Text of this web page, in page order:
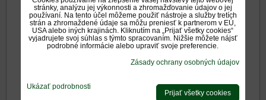
Zadajte prosím hodnotenie, výhody alebo zápory - aspoň
jedna položka je povinná.
Oboznámil som sa s
stránky, analýzu jej výkonnosti a zhromažďovanie údajov o jej
používaní. Na tento účel môžeme použiť nástroje a služby tretích
strán a zhromaždené údaje sa môžu preniesť k partnerom v EÚ,
USA alebo iných krajinách. Kliknutím na „Prijať všetky cookies“
vyjadrujete svoj súhlas s týmto spracovaním. Nižšie môžete nájsť
podrobné informácie alebo upraviť svoje preferencie.
Zásady ochrany osobných údajov
Ukázať podrobnosti
Prijať všetky cookies